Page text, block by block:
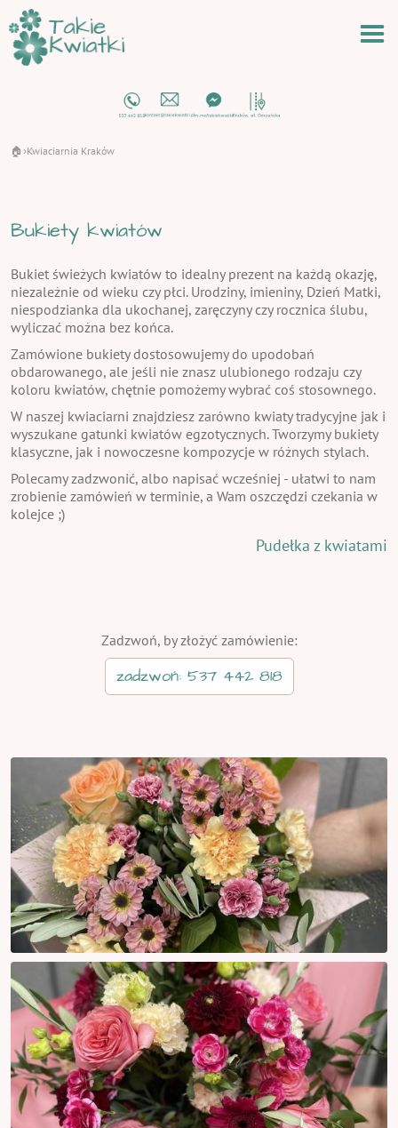
🏠 ›Kwiaciarnia Kraków
Bukiety kwiatów
Bukiet świeżych kwiatów to idealny prezent na każdą okazję,
niezależnie od wieku czy płci. Urodziny, imieniny, Dzień Matki,
niespodzianka dla ukochanej, zaręczyny czy rocznica ślubu,
wyliczać można bez końca.
Zamówione bukiety dostosowujemy do upodobań
obdarowanego, ale jeśli nie znasz ulubionego rodzaju czy
koloru kwiatów, chętnie pomożemy wybrać coś stosownego.
W naszej kwiaciarni znajdziesz zarówno kwiaty tradycyjne jak i
wyszukane gatunki kwiatów egzotycznych. Tworzymy bukiety
klasyczne, jak i nowoczesne kompozycje w różnych stylach.
Polecamy zadzwonić, albo napisać wcześniej - ułatwi to nam
zrobienie zamówień w terminie, a Wam oszczędzi czekania w
kolejce ;)
Pudełka z kwiatami
Zadzwoń, by złożyć zamówienie:
zadzwoń: 537 442 818